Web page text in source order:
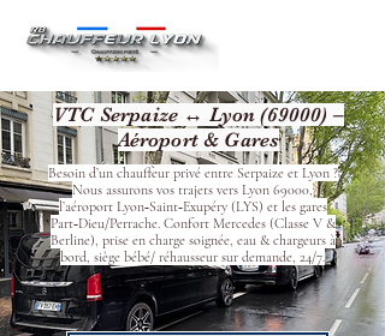
VTC Serpaize ↔ Lyon (69000) –
Aéroport & Gares
Besoin d’un chauffeur privé entre Serpaize et Lyon ?
Nous assurons vos trajets vers Lyon 69000,
l’aéroport Lyon‑Saint‑Exupéry (LYS) et les gares
Part‑Dieu/Perrache. Confort Mercedes (Classe V &
Berline), prise en charge soignée, eau & chargeurs à
bord, siège bébé/ réhausseur sur demande, 24/7.